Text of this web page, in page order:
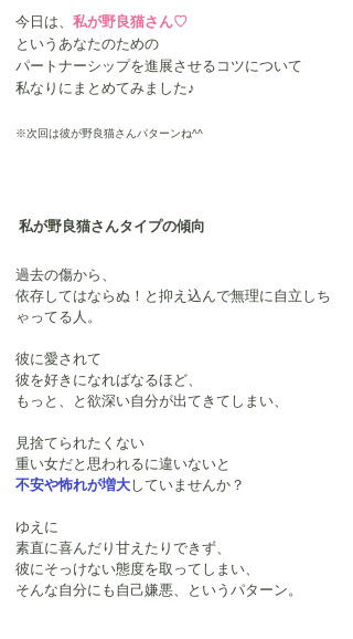
今日は、 私が野良猫さん♡
というあなたのための
パートナーシップを進展させるコツについて
私なりにまとめてみました♪
※次回は彼が野良猫さんパターンね^^
私が野良猫さんタイプの傾向
過去の傷から、
依存してはならぬ！と抑え込んで無理に自立しち
ゃってる人。
彼に愛されて
彼を好きになればなるほど、
もっと、と欲深い自分が出てきてしまい、
見捨てられたくない
重い女だと思われるに違いないと
不安や怖れが増大していませんか？
ゆえに
素直に喜んだり甘えたりできず、
彼にそっけない態度を取ってしまい、
そんな自分にも自己嫌悪、というパターン。